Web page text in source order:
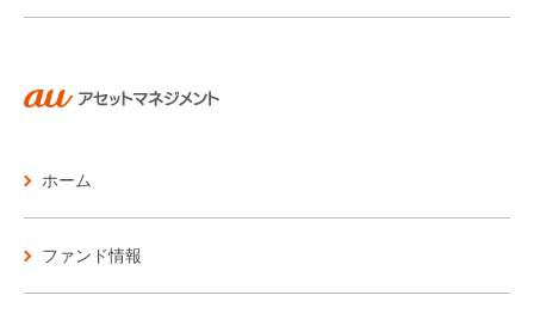
ホーム
ファンド情報